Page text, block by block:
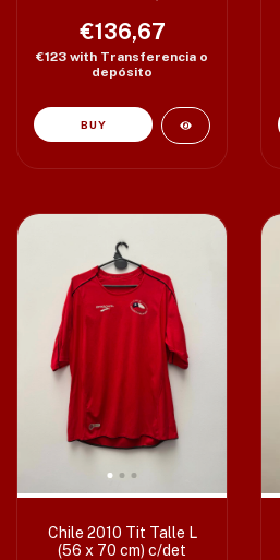
€136,67
€123 with Transferencia o
depósito
Chile 2010 Tit Talle L
(56 x 70 cm) c/det